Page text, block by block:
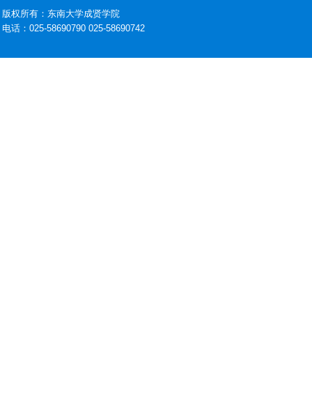
版权所有：东南大学成贤学院
电话：025-58690790 025-58690742